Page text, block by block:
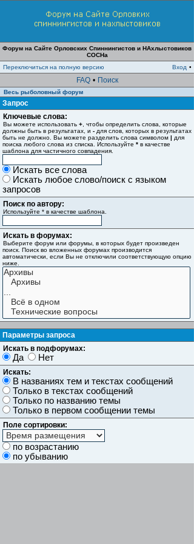
Форум на Сайте Орловских Спиннингистов и НАхлыстовиков
СОСНа
Переключиться на полную версию
Вход •
FAQ • Поиск
Весь рыболовный форум
Запрос
Ключевые слова:
Вы можете использовать + , чтобы определить слова, которые
должны быть в результатах, и - для слов, которых в результатах
быть не должно. Вы можете разделить слова символом | для
поиска любого слова из списка. Используйте * в качестве
шаблона для частичного совпадения.
Искать все слова
Искать любое слово/поиск с языком
запросов
Поиск по автору:
Используйте * в качестве шаблона.
Искать в форумах:
Выберите форум или форумы, в которых будет произведен
поиск. Поиск во вложенных форумах производится
автоматически, если Вы не отключили соответствующую опцию
ниже.
Параметры запроса
Искать в подфорумах:
Да Нет
Искать:
В названиях тем и текстах сообщений
Только в текстах сообщений
Только по названию темы
Только в первом сообщении темы
Поле сортировки:
по возрастанию
по убыванию